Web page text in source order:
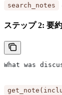
search_notes
ステップ 2: 要約
What was